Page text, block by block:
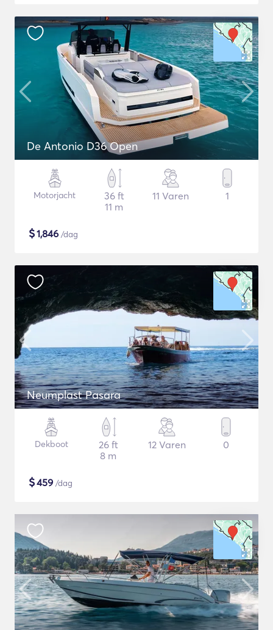
De Antonio D36 Open
Motorjacht
36 ft
11 m
11 Varen 1
$1,846 /dag
Neumplast Pasara
Dekboot
26 ft
8 m
12 Varen 0
$459 /dag